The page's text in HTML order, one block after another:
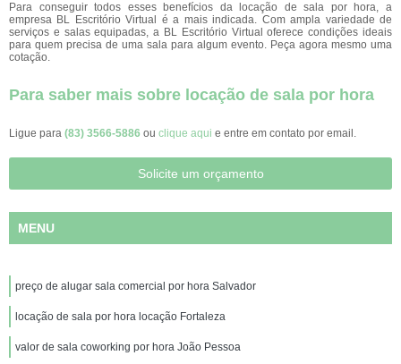
Para conseguir todos esses benefícios da locação de sala por hora, a
empresa BL Escritório Virtual é a mais indicada. Com ampla variedade de
serviços e salas equipadas, a BL Escritório Virtual oferece condições ideais
para quem precisa de uma sala para algum evento. Peça agora mesmo uma
cotação.
Para saber mais sobre locação de sala por hora
Ligue para (83) 3566-5886 ou clique aqui e entre em contato por email.
Solicite um orçamento
MENU
preço de alugar sala comercial por hora Salvador
locação de sala por hora locação Fortaleza
valor de sala coworking por hora João Pessoa